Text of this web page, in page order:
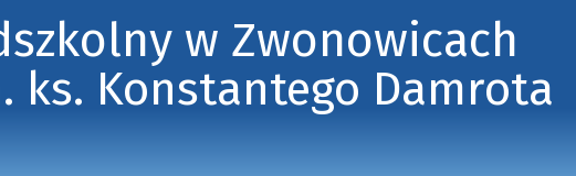
w Zwonowicach
ks. Konstantego Damrota